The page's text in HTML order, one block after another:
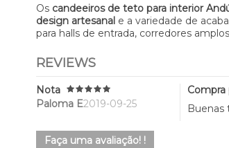
Os candeeiros de teto para interior
design artesanal e a variedade de
para halls de entrada, corredores
REVIEWS
Nota
Paloma E2019-09-25
Compra
Buenas
Faça uma avaliação! !